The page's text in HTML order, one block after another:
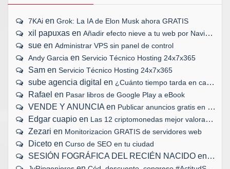
7KAi en Grok: La IA de Elon Musk ahora GRATIS
xil papuxas en Añadir efecto nieve a tu web por Navidad
sue en Administrar VPS sin panel de control
Andy Garcia en Servicio Técnico Hosting 24x7x365
Sam en Servicio Técnico Hosting 24x7x365
sube agencia digital en ¿Cuánto tiempo tarda en cargar tu web?
Rafael en Pasar libros de Google Play a eBook
VENDE Y ANUNCIAen Publicar anuncios gratis en Internet
Edgar cuapio en Las 12 criptomonedas mejor valoradas
Zezari en Monitorizacion GRATIS de servidores web
Diceto en Curso de SEO en tu ciudad
SESIÓN FOGRÁFICA DEL RECIÉN NACIDO en